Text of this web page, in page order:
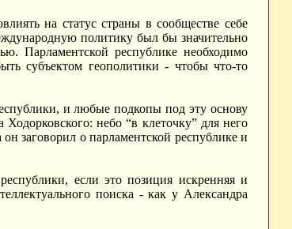
на статус страны в сообществе себе
политику был бы значительно
Парламентской республике необходимо
субъектом геополитики - чтобы что-то
и любые подкопы под эту основу
небо “в клеточку” для него
он заговорил о парламентской республике и
если это позиция искренняя и
поиска - как у Александра